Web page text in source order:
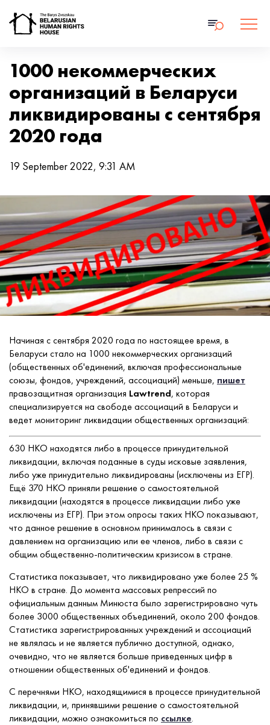
1000 некоммерческих
организаций в Беларуси
ликвидированы с сентября
2020 года
19 September 2022, 9:31 AM
Начиная с сентября 2020 года по настоящее время, в
Беларуси стало на 1000 некоммерческих организаций
(общественных об'единений, включая профессиональные
союзы, фондов, учреждений, ассоциаций) меньше, пишет
правозащитная организация Lawtrend, которая
специализируется на свободе ассоциаций в Беларуси и
ведет мониторинг ликвидации общественных организаций:
630 НКО находятся либо в процессе принудительной
ликвидации, включая поданные в суды исковые заявления,
либо уже принудительно ликвидированы (исключены из ЕГР).
Ещё 370 НКО приняли решение о самостоятельной
ликвидации (находятся в процессе ликвидации либо уже
исключены из ЕГР). При этом опросы таких НКО показывают,
что данное решение в основном принималось в связи с
давлением на организацию или ее членов, либо в связи с
общим общественно-политическим кризисом в стране.
Статистика показывает, что ликвидировано уже более 25 %
НКО в стране. До момента массовых репрессий по
официальным данным Минюста было зарегистрировано чуть
более 3000 общественных объединений, около 200 фондов.
Статистика зарегистрированных учреждений и ассоциаций
не являлась и не является публично доступной, однако,
очевидно, что не является больше приведенных цифр в
отношении общественных об'единений и фондов.
С перечнями НКО, находящимися в процессе принудительной
ликвидации, и, принявшими решение о самостоятельной
ликвидации, можно ознакомиться по ссылке.